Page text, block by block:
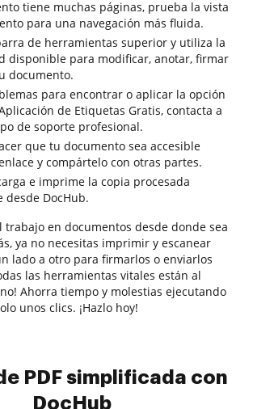
tiene muchas páginas, prueba la vista
para una navegación más fluida.
de herramientas superior y utiliza la
disponible para modificar, anotar, firmar
documento.
para encontrar o aplicar la opción
de Etiquetas Gratis, contacta a
de soporte profesional.
que tu documento sea accesible
y compártelo con otras partes.
e imprime la copia procesada
desde DocHub.
trabajo en documentos desde donde sea
ya no necesitas imprimir y escanear
lado a otro para firmarlos o enviarlos
las herramientas vitales están al
Ahorra tiempo y molestias ejecutando
unos clics. ¡Hazlo hoy!
PDF simplificada con
DocHub